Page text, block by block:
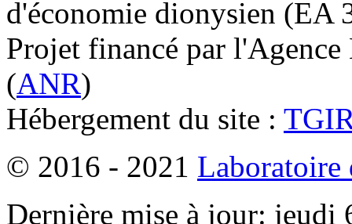
d'économie dionysien
Projet financé par l'Agence
(ANR)
Hébergement du site :
© 2016 - 2021 Laboratoire
Dernière mise à jour: